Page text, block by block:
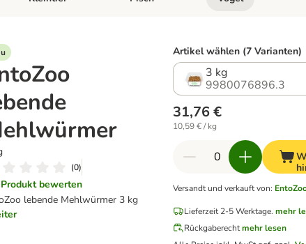
& Zubehör
Kategorie-Menü öffnen: Hundefutter & Zubehör
Kategorie-Menü öffnen: Kleintier
Kategorie-Menü
(0)
Produkt bewerten
lebende Mehlwürmer 3 kg
Artikel wählen (7 Varianten)
3 kg
9980076896.3
31,76 €
10,59 € / kg
Versandt und verkauft von:
Lieferzeit 2-5 Werktage. mehr
Rückgaberecht mehr lesen